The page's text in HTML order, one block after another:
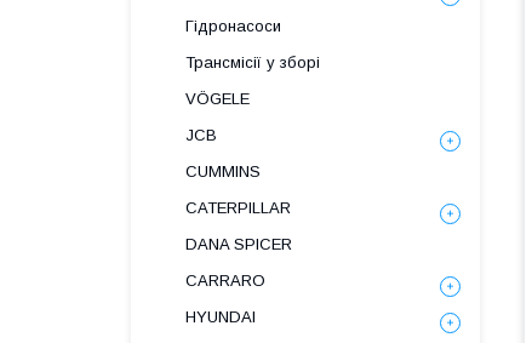
Гідронасоси
Трансмісії у зборі
VÖGELE
JCB
CUMMINS
CATERPILLAR
DANA SPICER
СARRARO
HYUNDAI